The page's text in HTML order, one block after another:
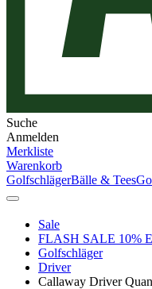
Suche
Anmelden
Merkliste
Warenkorb
GolfschlägerBälle & Tees
Sale
FLASH SALE 10%
Golfschläger
Driver
Callaway Driver